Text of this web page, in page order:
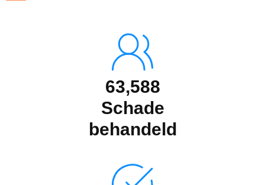
63,588
Schade
behandeld